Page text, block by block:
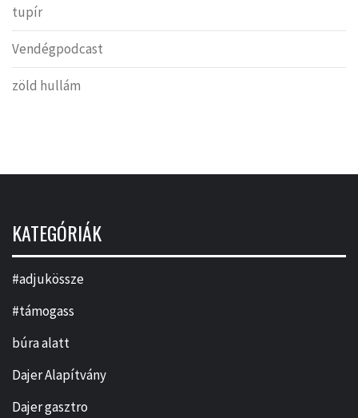
tupír
Vendégpodcast
zöld hullám
KATEGÓRIÁK
#adjukössze
#támogass
búra alatt
Dajer Alapítvány
Dajer gasztro